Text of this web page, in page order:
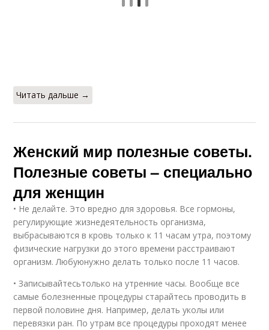
Читать дальше →
Женский мир полезные советы.
Полезные советы – специально
для женщин
• Не делайте. Это вредно для здоровья. Все гормоны,
регулирующие жизнедеятельность организма,
выбрасываются в кровь только к 11 часам утра, поэтому
физические нагрузки до этого времени расстраивают
организм. Любуюнужно делать только после 11 часов.
• Записывайтесьтолько на утренние часы. Вообще все
самые болезненные процедуры старайтесь проводить в
первой половине дня. Например, делать уколы или
перевязки ран. По утрам все процедуры проходят менее